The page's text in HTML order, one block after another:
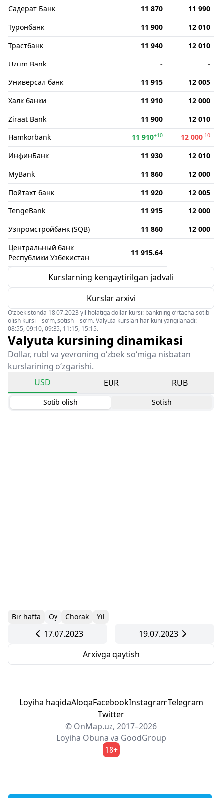
Садерат Банк
11 870
11 990
Туронбанк
11 900
12 010
Трастбанк
11 940
12 010
Uzum Bank
-
-
Универсал банк
11 915
12 005
Халк банки
11 910
12 000
Ziraat Bank
11 900
12 010
Hamkorbank
11 910+10 12 000-10
ИнфинБанк 11 930
12 010
MyBank
11 860
12 000
Пойтахт банк
11 920
12 005
TengeBank
11 915
12 000
Узпромстройбанк (SQB)
11 860
12 000
Центральный банк
Республики Узбекистан
11 915.64
Kurslarning kengaytirilgan jadvali
Kurslar arxivi
O‘zbekistonda 18.07.2023 yil holatiga dollar kursi: bankning o‘rtacha sotib
olish kursi – so‘m, sotish – so‘m. Valyuta kurslari har kuni yangilanadi:
08:55, 09:10, 09:35, 11:15, 15:15.
Valyuta kursining dinamikasi
Dollar, rubl va yevroning o‘zbek so‘miga nisbatan
kurslarining o‘zgarishi.
USD
EUR RUB
Sotib olish Sotish
Bir hafta Oy Chorak Yil
17.07.2023
19.07.2023
Arxivga qaytish
Loyiha haqidaAloqaFacebookInstagramTelegram
Twitter
© OnMap.uz, 2017–2026
Loyiha Obuna va GoodGroup
18+